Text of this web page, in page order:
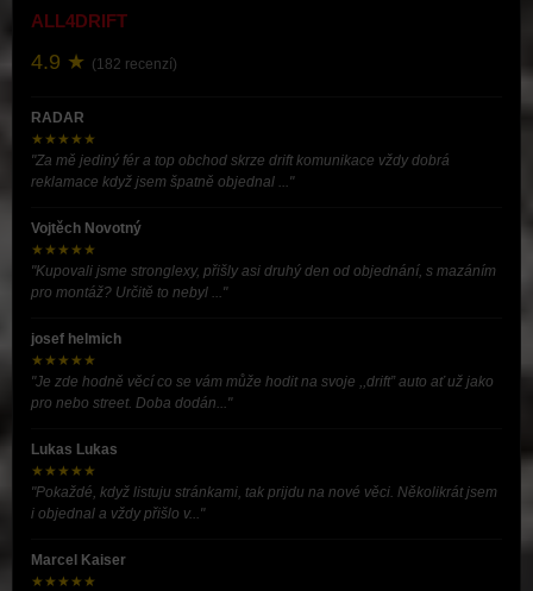
ALL4DRIFT
4.9 ★ (182 recenzí)
RADAR
★★★★★
"Za mě jediný fér a top obchod skrze drift komunikace vždy dobrá
reklamace když jsem špatně objednal ..."
Vojtěch Novotný
★★★★★
"Kupovali jsme stronglexy, přišly asi druhý den od objednání, s mazáním
pro montáž? Určitě to nebyl ..."
josef helmich
★★★★★
"Je zde hodně věcí co se vám může hodit na svoje ,,drift” auto ať už jako
pro nebo street. Doba dodán..."
Lukas Lukas
★★★★★
"Pokaždé, když listuju stránkami, tak prijdu na nové věci. Několikrát jsem
i objednal a vždy přišlo v..."
Marcel Kaiser
★★★★★